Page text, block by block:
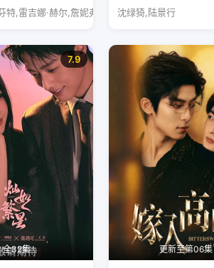
特,雷吉娜·赫尔,詹妮弗·加纳沈绿猗,陆景行
7.9
全32集 更新至第06集